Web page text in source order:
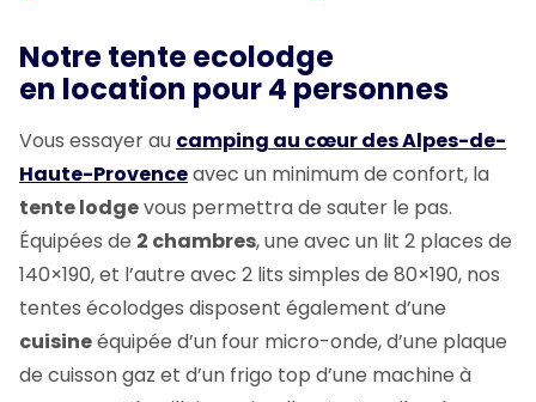
Notre tente ecolodge
en location pour 4 personnes
Vous essayer au camping au cœur des Alpes-de-
Haute-Provenceavec un minimum de confort, la
tente lodgevous permettra de sauter le pas.
Équipées de 2 chambres, une avec un lit 2 places de
140×190, et l’autre avec 2 lits simples de 80×190, nos
tentes écolodges disposent également d’une
cuisineéquipée d’un four micro-onde, d’une plaque
de cuisson gaz et d’un frigo top d’une machine à